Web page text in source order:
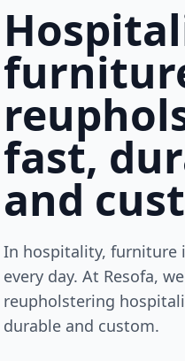
fast,
and
In hospitality, furniture
every day. At Resofa,
reupholstering
durable and custom.